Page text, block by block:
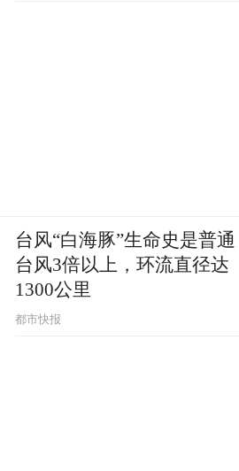
台风“白海豚”生命史是普通
台风3倍以上，环流直径达
1300公里
都市快报